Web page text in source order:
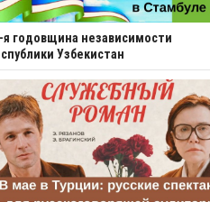
я годовщина независимости
Узбекистан